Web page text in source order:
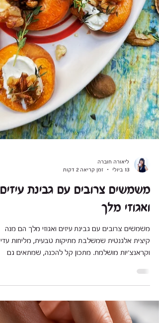
ליאורה חוברה
משמשים צרובים עם גבינת עיזים
ואגוזי מלך
קיצית אלגנטית שמשלבת מתיקות טבעית, מליחות
וקראנצ'יות מושלמת. מתכון קל להכנה, שמתאים גם